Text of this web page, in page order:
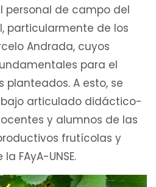
personal de campo del
particularmente de los
Andrada, cuyos
para el
planteados. A esto, se
articulado didáctico-
y alumnos de las
frutícolas y
FAyA-UNSE.